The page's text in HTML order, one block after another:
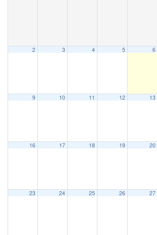
2 3 4 5 6
9 10 11 12 13
16 17 18 19 20
23 24 25 26 27